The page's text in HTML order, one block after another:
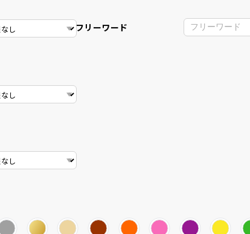
フリーワード